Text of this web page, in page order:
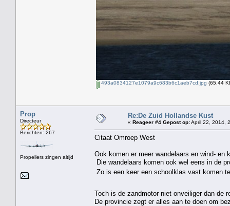
493a0834127e1079a9c683b6c1aeb7cd.jpg (65.44
Prop
Directeur
Berichten: 267
Propellers zingen altijd
Re:De Zuid Hollandse Kust
« Reageer #4 Gepost op:April 22, 2014,
Citaat Omroep West
Ook komen er meer wandelaars en wind- en
Die wandelaars komen ook wel eens in de
Zo is een keer een schoolklas vast komen
Toch is de zandmotor niet onveiliger dan
De provincie zegt er alles aan te doen om